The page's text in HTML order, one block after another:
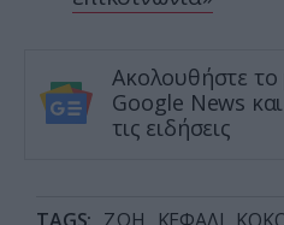
Ακολουθήστε το
Google News
τις ειδήσεις